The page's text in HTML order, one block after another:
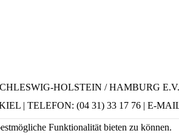
HOLSTEIN / HAMBURG E.V.
| TELEFON: (04 31) 33 17 76 | E-
Funktionalität bieten zu können.